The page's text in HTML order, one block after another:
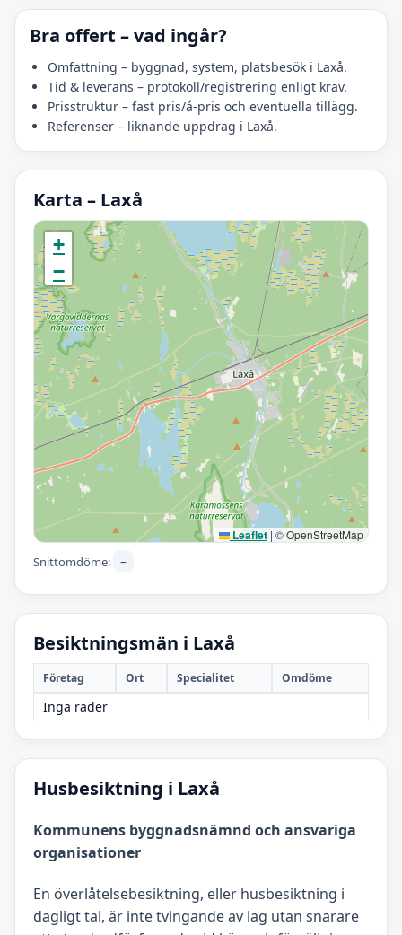
Bra offert – vad ingår?
Omfattning – byggnad, system, platsbesök i Laxå.
Tid & leverans – protokoll/registrering enligt krav.
Prisstruktur – fast pris/á-pris och eventuella tillägg.
Referenser – liknande uppdrag i Laxå.
Karta – Laxå
Initierar karta…
+
−
Leaflet | © OpenStreetMap
Snittomdöme: –
Besiktningsmän i Laxå
Företag Ort Specialitet Omdöme
Inga rader
Husbesiktning i Laxå
Kommunens byggnadsnämnd och ansvariga
organisationer
En överlåtelsebesiktning, eller husbesiktning i
dagligt tal, är inte tvingande av lag utan snarare